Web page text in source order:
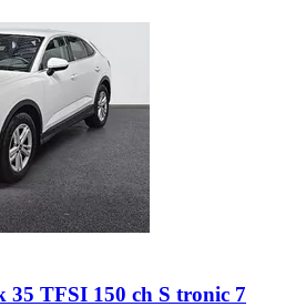
35 TFSI 150 ch S tronic 7